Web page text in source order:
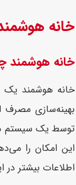
خانه
خانه
بهینه‌سازی مصرف
توسط یک سیستم
این امکان را
اطلاعات بیشتر در